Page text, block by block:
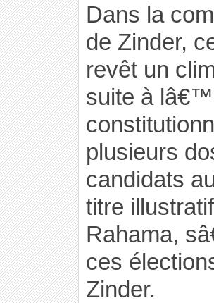
Dans la
de Zinder,
revêt un
suite à
plusieurs
candidats
titre
Rahama,
ces
Zinder.